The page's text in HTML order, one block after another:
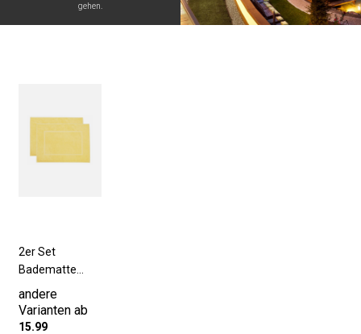
gehen.
2er Set
Badematte
50x70 cm
Baumwolle 600
g/qm gelb
andere
Varianten ab
15.99